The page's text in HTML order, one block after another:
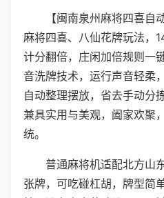
【闽南泉州麻将四喜自
麻将四喜、八仙花牌玩法，
计分翻倍，庄闲加倍规则一
音洗牌技术，运行声音轻柔
自动整理摆放，省去手动分
兼具实用与美观，阖家欢聚
统。
普通麻将机适配北方山
张牌，可吃碰杠胡，牌型简